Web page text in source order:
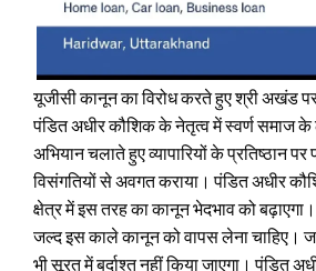
यूजीसी कानून का विरोध करते हुए श्री अखंड
पंडित अधीर कौशिक के नेतृत्व में स्वर्ण समाज
अभियान चलाते हुए व्यापारियों के प्रतिष्ठान
विसंगतियों से अवगत कराया। पंडित अधीर
क्षेत्र में इस तरह का कानून भेदभाव को
जल्द इस काले कानून को वापस लेना चाहिए।
भी सूरत में बर्दाश्त नहीं किया जाएगा। पंडित